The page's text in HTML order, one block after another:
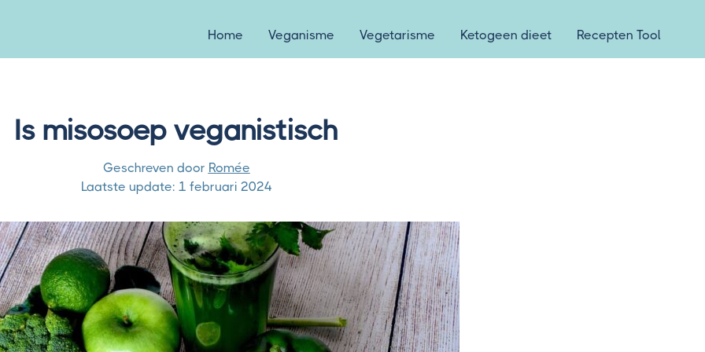
Home Veganisme Vegetarisme Ketogeen dieet Recepten Tool
Is misosoep veganistisch
Geschreven door Romée
Laatste update: 1 februari 2024